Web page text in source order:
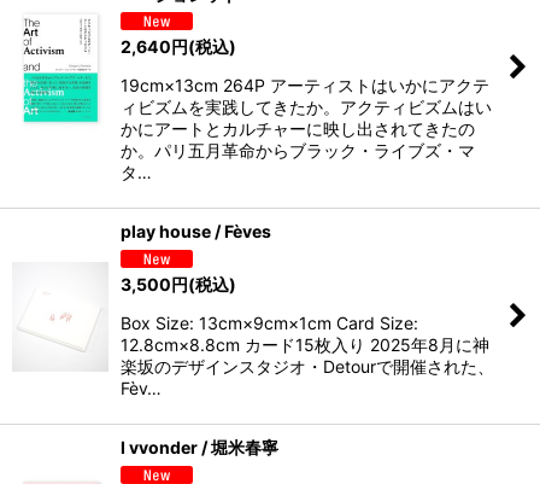
2,640円(税込)
19cm×13cm 264P アーティストはいかにアクテ
ィビズムを実践してきたか。アクティビズムはい
かにアートとカルチャーに映し出されてきたの
か。パリ五月革命からブラック・ライブズ・マ
タ…
play house / Fèves
3,500円(税込)
Box Size: 13cm×9cm×1cm Card Size:
12.8cm×8.8cm カード15枚入り 2025年8月に神
楽坂のデザインスタジオ・Detourで開催された、
Fèv…
I vvonder / 堀米春寧